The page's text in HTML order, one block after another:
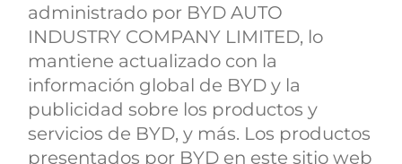
administrado por BYD AUTO
INDUSTRY COMPANY LIMITED, lo
mantiene actualizado con la
información global de BYD y la
publicidad sobre los productos y
servicios de BYD, y más. Los productos
presentados por BYD en este sitio web